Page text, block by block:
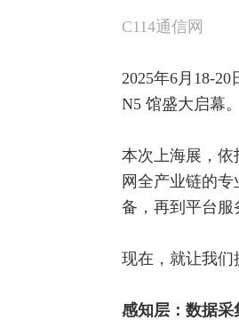
C114通信网
2025年6月18-
N5 馆盛大启幕。
本次上海展，依
网全产业链的
备，再到平台服
现在，就让我们
感知层：数据